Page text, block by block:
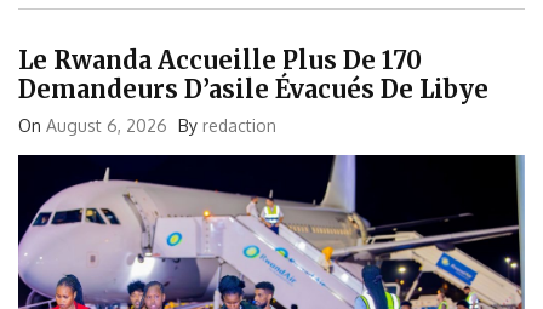
Le Rwanda Accueille Plus De 170
Demandeurs D’asile Évacués De Libye
On August 6, 2026 By redaction